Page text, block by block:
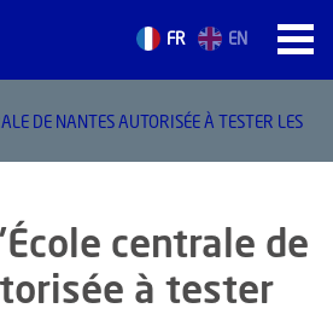
FR EN
ACTUALITÉS
DE NANTES AUTORISÉE À TESTER LES
centrale de
à tester